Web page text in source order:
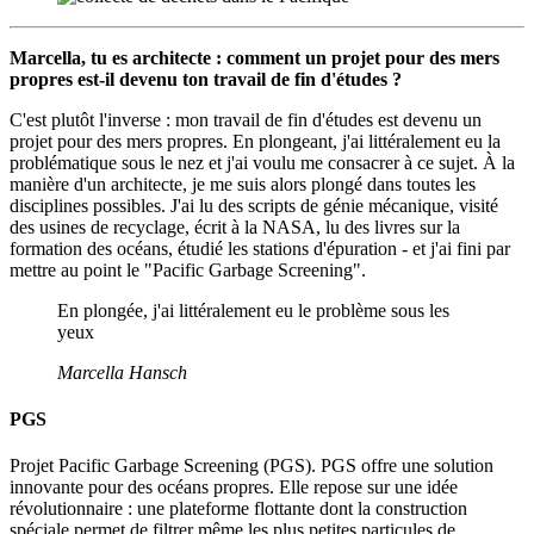
Marcella, tu es architecte : comment un projet pour des mers
propres est-il devenu ton travail de fin d'études ?
C'est plutôt l'inverse : mon travail de fin d'études est devenu un
projet pour des mers propres. En plongeant, j'ai littéralement eu la
problématique sous le nez et j'ai voulu me consacrer à ce sujet. À la
manière d'un architecte, je me suis alors plongé dans toutes les
disciplines possibles. J'ai lu des scripts de génie mécanique, visité
des usines de recyclage, écrit à la NASA, lu des livres sur la
formation des océans, étudié les stations d'épuration - et j'ai fini par
mettre au point le "Pacific Garbage Screening".
En plongée, j'ai littéralement eu le problème sous les
yeux
Marcella Hansch
PGS
Projet Pacific Garbage Screening (PGS). PGS offre une solution
innovante pour des océans propres. Elle repose sur une idée
révolutionnaire : une plateforme flottante dont la construction